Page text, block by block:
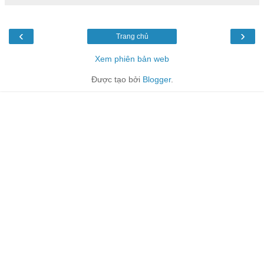
‹ ›
Trang chủ
Xem phiên bản web
Được tạo bởi Blogger.